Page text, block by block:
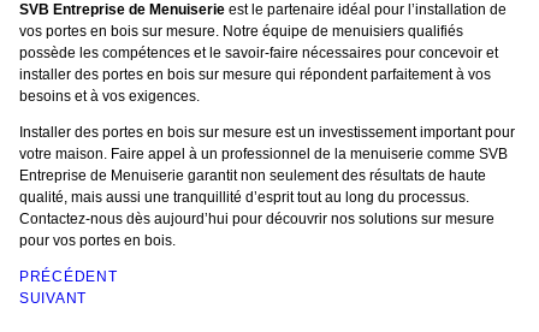
SVB Entreprise de Menuiserie est le partenaire idéal pour l’installation de
vos portes en bois sur mesure. Notre équipe de menuisiers qualifiés
possède les compétences et le savoir-faire nécessaires pour concevoir et
installer des portes en bois sur mesure qui répondent parfaitement à vos
besoins et à vos exigences.
Installer des portes en bois sur mesure est un investissement important pour
votre maison. Faire appel à un professionnel de la menuiserie comme SVB
Entreprise de Menuiserie garantit non seulement des résultats de haute
qualité, mais aussi une tranquillité d’esprit tout au long du processus.
Contactez-nous dès aujourd’hui pour découvrir nos solutions sur mesure
pour vos portes en bois.
PRÉCÉDENT
SUIVANT